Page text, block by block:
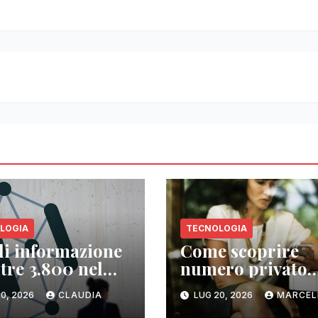
informazione
3.800 nel
2026 CLAUDIA
TECNOLOGIA
Come scoprire
numero privato
senza whooming:
alternative
LUG 20, 2026